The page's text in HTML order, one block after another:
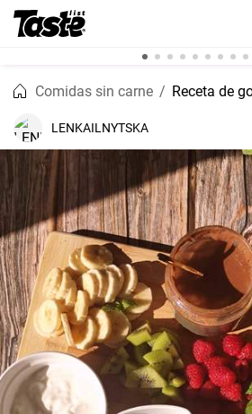
Comidas sin carne
LENKAILNYTSKA